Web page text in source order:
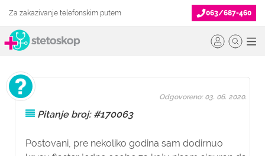
Za zakazivanje telefonskim putem 063/687-460
Pitanje broj: #170063
Postovani, pre nekoliko godina sam dodirnuo
Odgovoreno: 03. 06. 2020.